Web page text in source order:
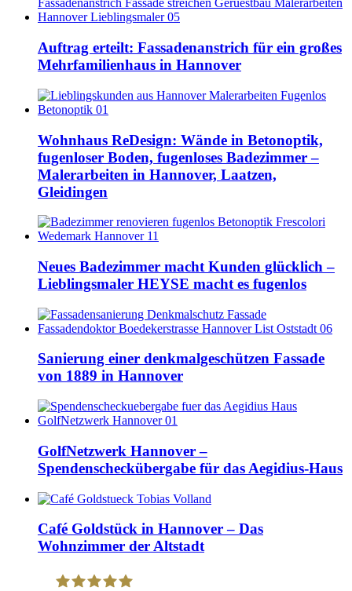
Auftrag erteilt: Fassadenanstrich für ein großes
Mehrfamilienhaus in Hannover
Wohnhaus ReDesign: Wände in Betonoptik,
fugenloser Boden, fugenloses Badezimmer –
Malerarbeiten in Hannover, Laatzen,
Gleidingen
Neues Badezimmer macht Kunden glücklich –
Lieblingsmaler HEYSE macht es fugenlos
Sanierung einer denkmalgeschützen Fassade
von 1889 in Hannover
GolfNetzwerk Hannover –
Spendenscheckübergabe für das Aegidius-Haus
Café Goldstück in Hannover – Das
Wohnzimmer der Altstadt